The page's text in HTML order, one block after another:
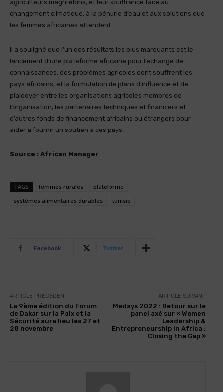
agriculteurs maghrébins, et leur souffrance face au
changement climatique, à la pénurie d’eau et aux solutions que
les femmes africaines attendent.
Il a souligné que l’un des résultats les plus marquants est le
lancement d’une plateforme africaine pour l’échange de
connaissances, des problèmes agricoles dont souffrent les
pays africains, et la formulation de plans d’influence et de
plaidoyer entre les organisations agricoles membres de
l’organisation, les partenaires techniques et financiers et
d’autres fonds de financement africains ou étrangers pour
aider à fournir un soutien à ces pays.
Source : African Manager
TAGS femmes rurales
plateforme
systèmes alimentaires durables
tunisie
Facebook Twitter
ARTICLE PRÉCÉDENT
La 9ème édition du Forum
de Dakar sur la Paix et la
Sécurité aura lieu les 27 et
28 novembre
ARTICLE SUIVANT
Medays 2022 : Retour sur le
panel axé sur « Women
Leadership &
Entrepreneurship in Africa :
Closing the Gap »